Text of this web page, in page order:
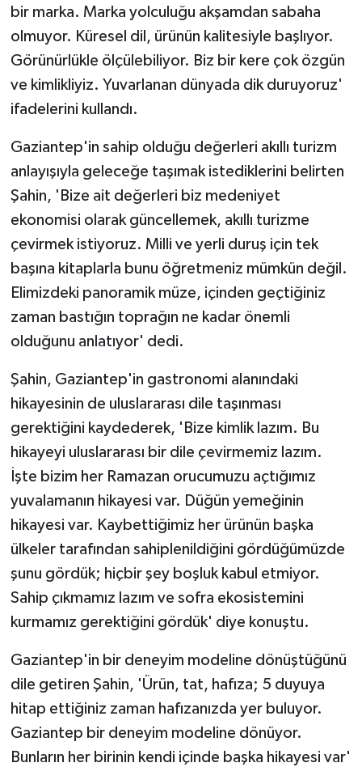
bir marka. Marka yolculuğu akşamdan sabaha
olmuyor. Küresel dil, ürünün kalitesiyle başlıyor.
Görünürlükle ölçülebiliyor. Biz bir kere çok özgün
ve kimlikliyiz. Yuvarlanan dünyada dik duruyoruz'
ifadelerini kullandı.
Gaziantep'in sahip olduğu değerleri akıllı turizm
anlayışıyla geleceğe taşımak istediklerini belirten
Şahin, 'Bize ait değerleri biz medeniyet
ekonomisi olarak güncellemek, akıllı turizme
çevirmek istiyoruz. Milli ve yerli duruş için tek
başına kitaplarla bunu öğretmeniz mümkün değil.
Elimizdeki panoramik müze, içinden geçtiğiniz
zaman bastığın toprağın ne kadar önemli
olduğunu anlatıyor' dedi.
Şahin, Gaziantep'in gastronomi alanındaki
hikayesinin de uluslararası dile taşınması
gerektiğini kaydederek, 'Bize kimlik lazım. Bu
hikayeyi uluslararası bir dile çevirmemiz lazım.
İşte bizim her Ramazan orucumuzu açtığımız
yuvalamanın hikayesi var. Düğün yemeğinin
hikayesi var. Kaybettiğimiz her ürünün başka
ülkeler tarafından sahiplenildiğini gördüğümüzde
şunu gördük; hiçbir şey boşluk kabul etmiyor.
Sahip çıkmamız lazım ve sofra ekosistemini
kurmamız gerektiğini gördük' diye konuştu.
Gaziantep'in bir deneyim modeline dönüştüğünü
dile getiren Şahin, 'Ürün, tat, hafıza; 5 duyuya
hitap ettiğiniz zaman hafızanızda yer buluyor.
Gaziantep bir deneyim modeline dönüyor.
Bunların her birinin kendi içinde başka hikayesi var'